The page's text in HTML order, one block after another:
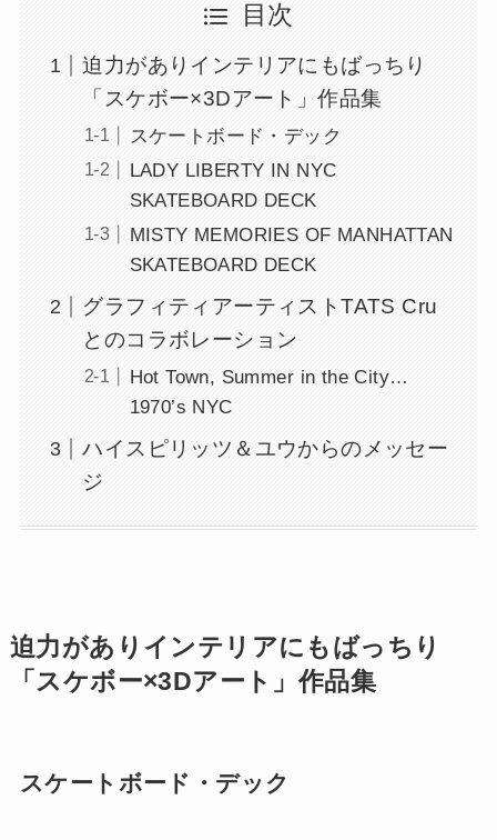
目次
迫力がありインテリアにもばっちり
「スケボー×3Dアート」作品集
スケートボード・デック
LADY LIBERTY IN NYC
SKATEBOARD DECK
MISTY MEMORIES OF MANHATTAN
SKATEBOARD DECK
グラフィティアーティストTATS Cru
とのコラボレーション
Hot Town, Summer in the City…
1970’s NYC
ハイスピリッツ＆ユウからのメッセー
ジ
迫力がありインテリアにもばっちり
「スケボー×3Dアート」作品集
スケートボード・デック